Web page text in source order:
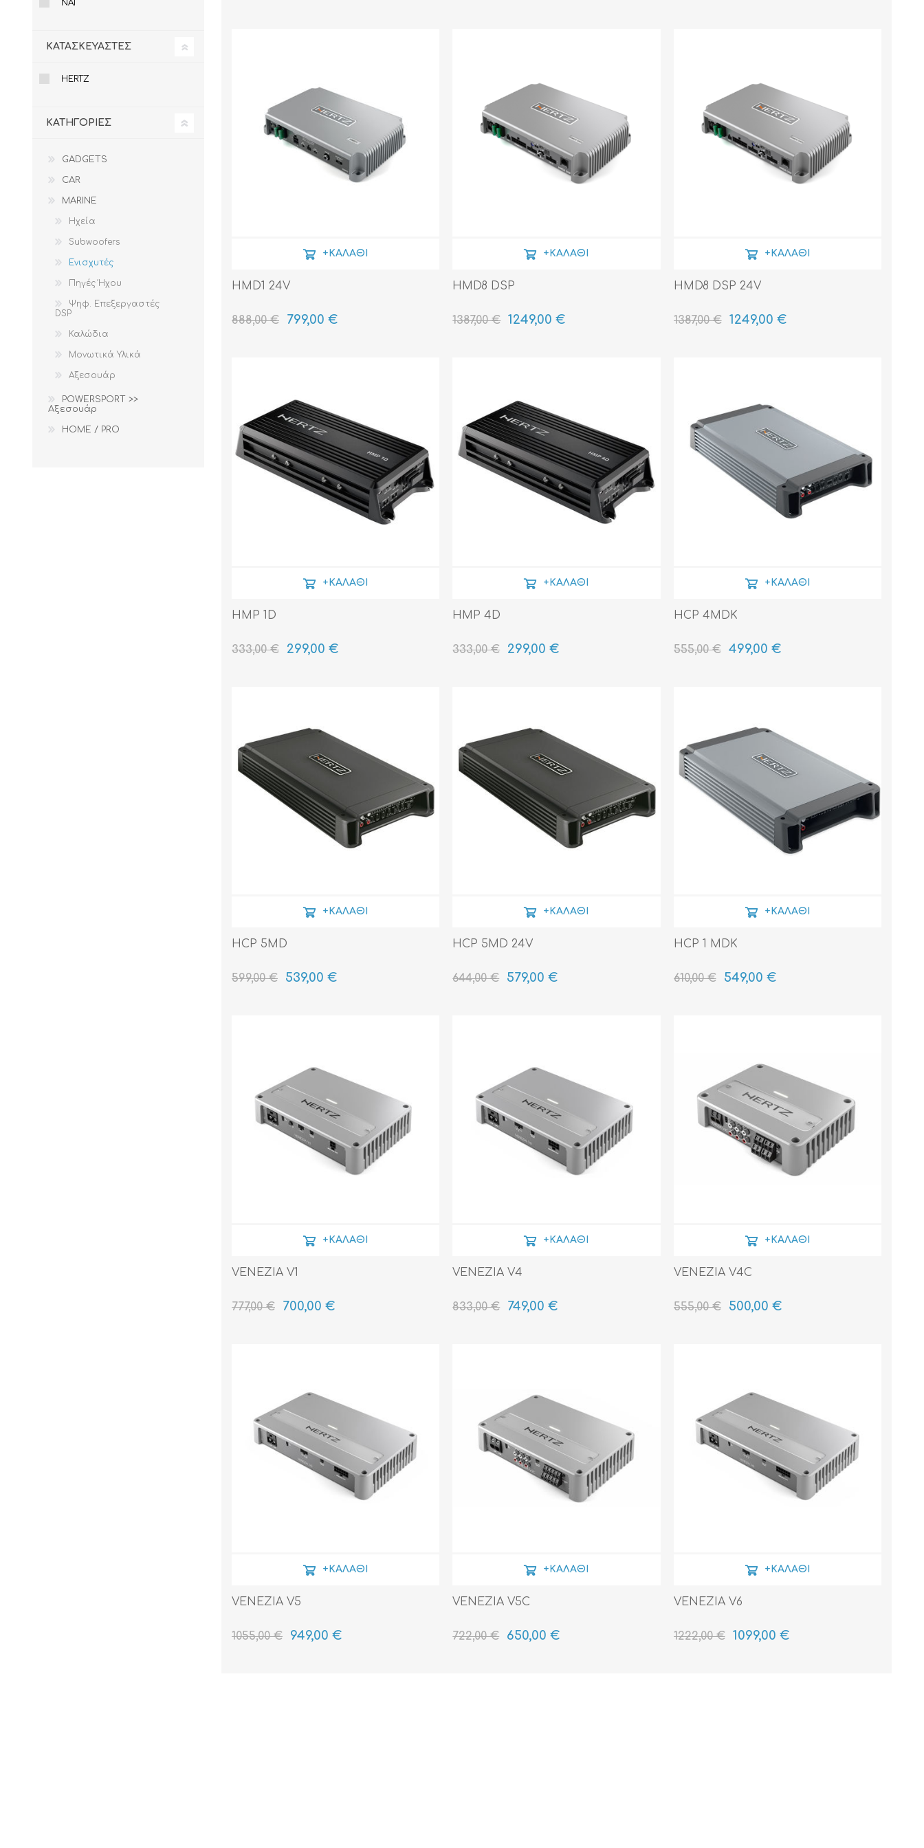
HMD1 24V
888,00 € 799,00 €
+ΚΑΛΆΘΙ
HMD8 DSP
1387,00 € 1249,00 €
+ΚΑΛΆΘΙ
HMD8 DSP 24V
1387,00 € 1249,00 €
+ΚΑΛΆΘΙ
HMP 1D
333,00 € 299,00 €
+ΚΑΛΆΘΙ
HMP 4D
333,00 € 299,00 €
+ΚΑΛΆΘΙ
HCP 4MDK
555,00 € 499,00 €
+ΚΑΛΆΘΙ
HCP 5MD
599,00 € 539,00 €
+ΚΑΛΆΘΙ
HCP 5MD 24V
644,00 € 579,00 €
+ΚΑΛΆΘΙ
HCP 1 MDK
610,00 € 549,00 €
+ΚΑΛΆΘΙ
VENEZIA V1
777,00 € 700,00 €
+ΚΑΛΆΘΙ
VENEZIA V4
833,00 € 749,00 €
+ΚΑΛΆΘΙ
VENEZIA V4C
555,00 € 500,00 €
+ΚΑΛΆΘΙ
VENEZIA V5
1055,00 € 949,00 €
+ΚΑΛΆΘΙ
VENEZIA V5C
722,00 € 650,00 €
+ΚΑΛΆΘΙ
VENEZIA V6
1222,00 € 1099,00 €
+ΚΑΛΆΘΙ
ΝΑΙ
ΚΑΤΑΣΚΕΥΑΣΤΈΣ
HERTZ
ΚΑΤΗΓΟΡΊΕΣ
GADGETS
CAR
MARINE
Ηχεία
Subwoofers
Ενισχυτές
Πηγές Ήχου
Ψηφ. Επεξεργαστές
DSP
Καλώδια
Μονωτικά Υλικά
Αξεσουάρ
POWERSPORT >>
Αξεσουάρ
HOME / PRO